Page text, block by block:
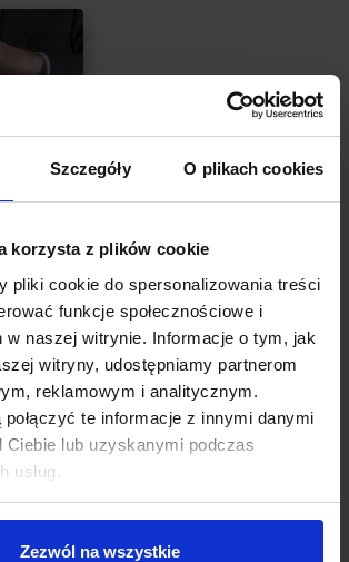
Szczegóły O plikach cookies
korzysta z plików cookie
pliki cookie do spersonalizowania treści
funkcje społecznościowe i
w naszej witrynie. Informacje o tym, jak
witryny, udostępniamy partnerom
reklamowym i analitycznym.
te informacje z innymi danymi
Ciebie lub uzyskanymi podczas
usług.
Zezwól na wszystkie
w Polsce – sprawdź, co Ci
Cię ograniczać
w pewnym momencie możesz zacząć
na dobrą sprawę Ci wolno, a czego Ci nie
powiedzieć, żebyś przestał robić to, co
zostaniesz ukarany? Kiedy możesz być